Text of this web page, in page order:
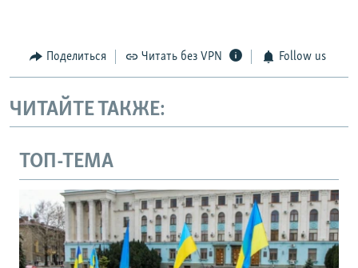
Поделиться Читать без VPN Follow us
ЧИТАЙТЕ ТАКЖЕ:
ТОП-ТЕМА